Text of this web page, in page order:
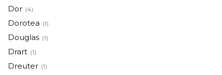
Dor (4)
Dorotea (1)
Douglas (1)
Drart (1)
Dreuter (1)